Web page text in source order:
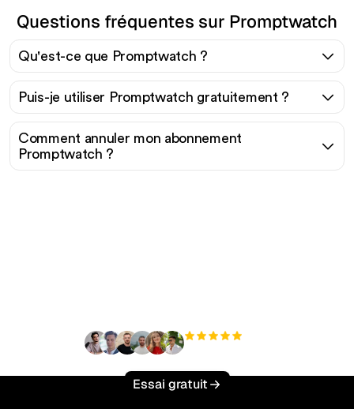
Questions fréquentes sur Promptwatch
Qu'est-ce que Promptwatch ?
Puis-je utiliser Promptwatch gratuitement ?
Comment annuler mon abonnement
Promptwatch ?
Essai gratuit